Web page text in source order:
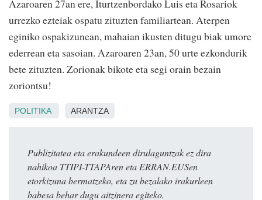
Azaroaren 27an ere, Iturtzenbordako Luis eta Rosariok
urrezko ezteiak ospatu zituzten familiartean. Aterpen
eginiko ospakizunean, mahaian ikusten ditugu biak umore
ederrean eta sasoian. Azaroaren 23an, 50 urte ezkondurik
bete zituzten. Zorionak bikote eta segi orain bezain
zoriontsu!
POLITIKA ARANTZA
Publizitatea eta erakundeen dirulaguntzak ez dira
nahikoa TTIPI-TTAPAren eta ERRAN.EUSen
etorkizuna bermatzeko, eta zu bezalako irakurleen
babesa behar dugu aitzinera egiteko.